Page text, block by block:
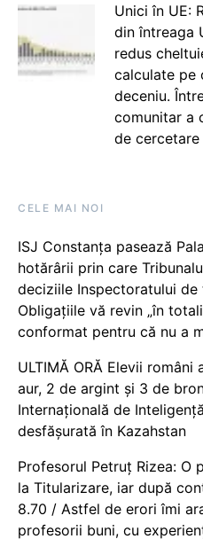
Unici în UE:
din întreaga
redus
calculate pe
deceniu.
comunitar a
de
CELE MAI NOI
ISJ Constanța pasează
hotărârii prin care
deciziile Inspectoratului
Obligațiile vă revin „în
conformat pentru că nu a
ULTIMĂ ORĂ Elevii
aur, 2 de argint și 3 de
Internațională de
desfășurată în Kazahstan
Profesorul Petruț Rizea: O
la Titularizare, iar după
8.70 / Astfel de erori îmi
profesorii buni, cu